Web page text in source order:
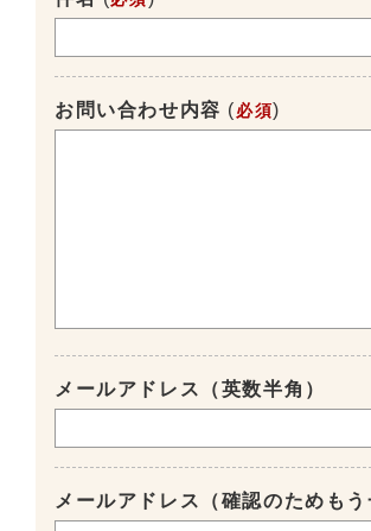
お問い合わせ内容 ( 必須)
メールアドレス（英数半角）
メールアドレス（確認のためも